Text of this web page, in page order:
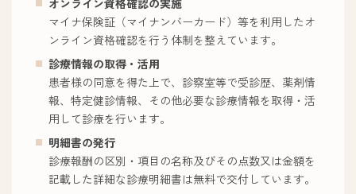
オンライン資格確認の実施
マイナ保険証（マイナンバーカード）等を利用したオ
ンライン資格確認を行う体制を整えています。
診療情報の取得・活用
患者様の同意を得た上で、診察室等で受診歴、薬剤情
報、特定健診情報、その他必要な診療情報を取得・活
用して診療を行います。
明細書の発行
診療報酬の区別・項目の名称及びその点数又は金額を
記載した詳細な診療明細書は無料で交付しています。